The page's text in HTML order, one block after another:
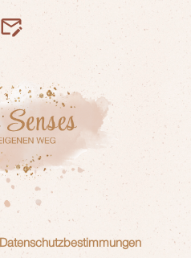
Datenschutzbestimmungen